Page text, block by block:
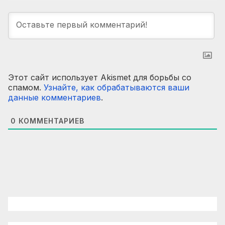
Этот сайт использует Akismet для борьбы со
спамом. Узнайте, как обрабатываются ваши
данные комментариев.
0 КОММЕНТАРИЕВ